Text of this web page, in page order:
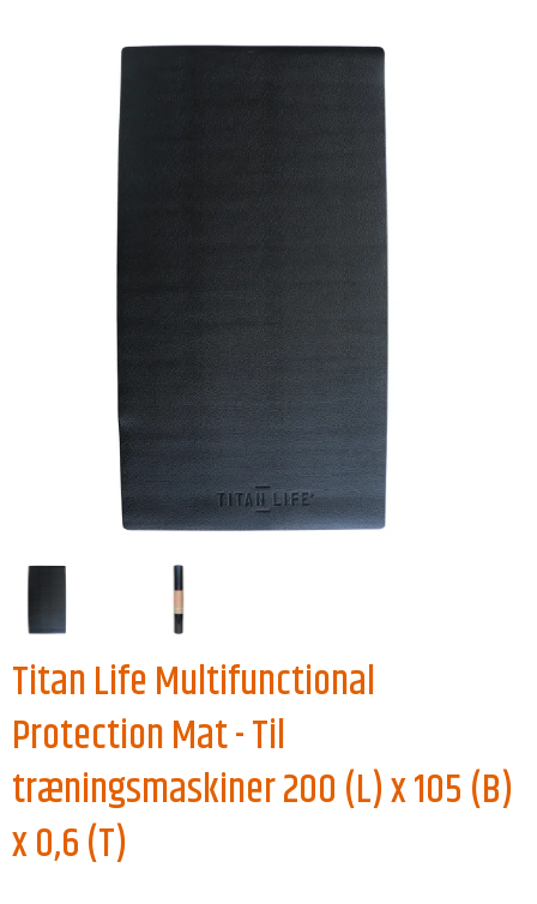
Titan Life Multifunctional
Protection Mat - Til
træningsmaskiner 200 (L) x 105 (B)
x 0,6 (T)